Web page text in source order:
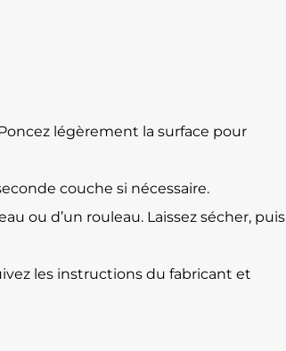
légèrement la surface pour
couche si nécessaire.
ou d’un rouleau. Laissez sécher, puis
les instructions du fabricant et